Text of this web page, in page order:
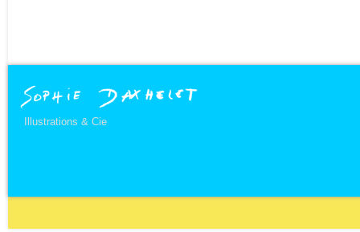
Illustrations & Cie